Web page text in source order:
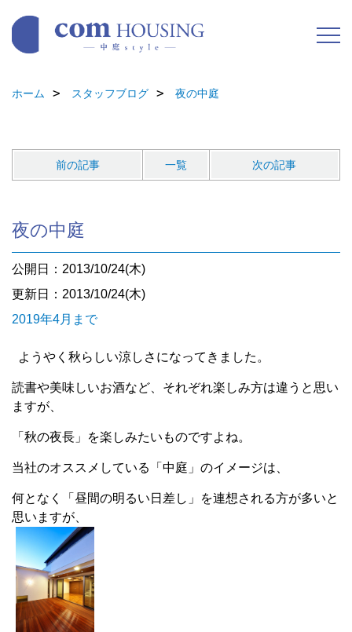
ホーム スタッフブログ 夜の中庭
前の記事 一覧 次の記事
夜の中庭
公開日：2013/10/24(木)
更新日：2013/10/24(木)
2019年4月まで
ようやく秋らしい涼しさになってきました。
読書や美味しいお酒など、それぞれ楽しみ方は違うと思い
ますが、
「秋の夜長」を楽しみたいものですよね。
当社のオススメしている「中庭」のイメージは、
何となく「昼間の明るい日差し」を連想される方が多いと
思いますが、